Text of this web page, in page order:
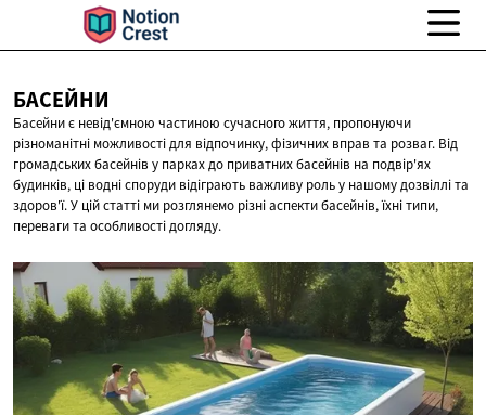
БАСЕЙНИ
Басейни є невід'ємною частиною сучасного життя, пропонуючи
різноманітні можливості для відпочинку, фізичних вправ та розваг. Від
громадських басейнів у парках до приватних басейнів на подвір'ях
будинків, ці водні споруди відіграють важливу роль у нашому дозвіллі та
здоров'ї. У цій статті ми розглянемо різні аспекти басейнів, їхні типи,
переваги та особливості догляду.